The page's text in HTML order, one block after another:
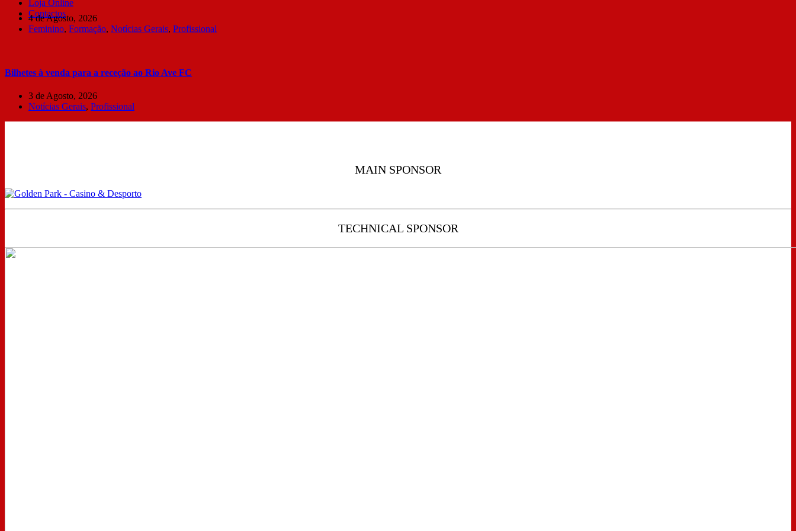
Loja Online
Contactos
4 de Agosto, 2026
Feminino, Formação, Notícias Gerais, Profissional
Bilhetes à venda para a receção ao Rio Ave FC
3 de Agosto, 2026
Notícias Gerais, Profissional
MAIN SPONSOR
TECHNICAL SPONSOR